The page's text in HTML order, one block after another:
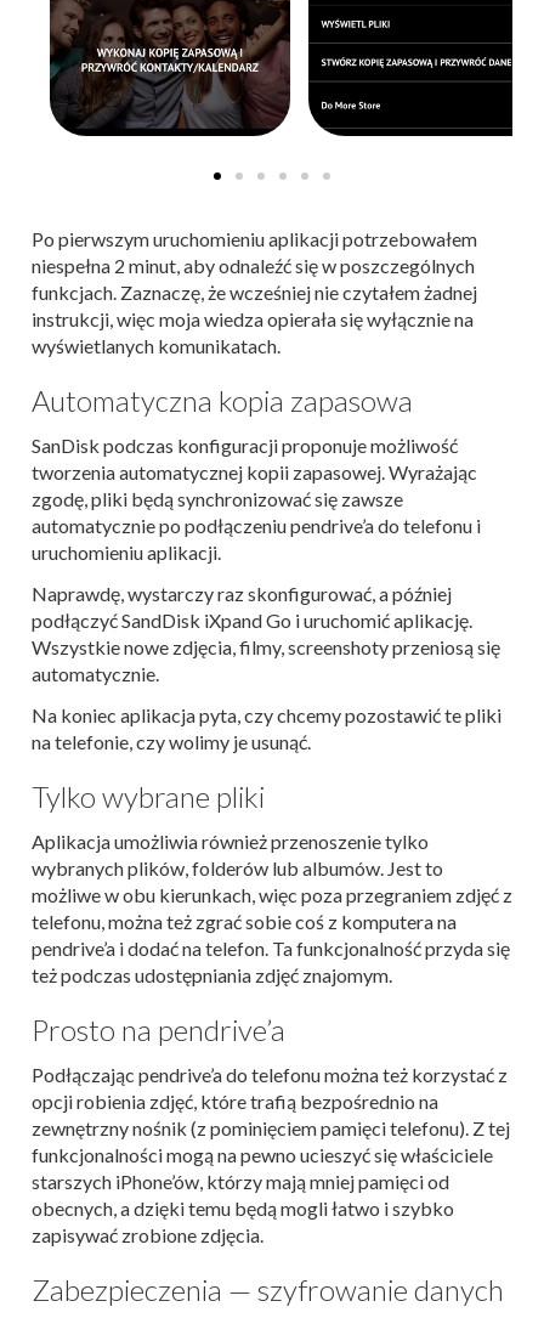
Po pierwszym uruchomieniu aplikacji potrzebowałem
niespełna 2 minut, aby odnaleźć się w poszczególnych
funkcjach. Zaznaczę, że wcześniej nie czytałem żadnej
instrukcji, więc moja wiedza opierała się wyłącznie na
wyświetlanych komunikatach.
Automatyczna kopia zapasowa
SanDisk podczas konfiguracji proponuje możliwość
tworzenia automatycznej kopii zapasowej. Wyrażając
zgodę, pliki będą synchronizować się zawsze
automatycznie po podłączeniu pendrive’a do telefonu i
uruchomieniu aplikacji.
Naprawdę, wystarczy raz skonfigurować, a później
podłączyć SandDisk iXpand Go i uruchomić aplikację.
Wszystkie nowe zdjęcia, filmy, screenshoty przeniosą się
automatycznie.
Na koniec aplikacja pyta, czy chcemy pozostawić te pliki
na telefonie, czy wolimy je usunąć.
Tylko wybrane pliki
Aplikacja umożliwia również przenoszenie tylko
wybranych plików, folderów lub albumów. Jest to
możliwe w obu kierunkach, więc poza przegraniem zdjęć z
telefonu, można też zgrać sobie coś z komputera na
pendrive’a i dodać na telefon. Ta funkcjonalność przyda się
też podczas udostępniania zdjęć znajomym.
Prosto na pendrive’a
Podłączając pendrive’a do telefonu można też korzystać z
opcji robienia zdjęć, które trafią bezpośrednio na
zewnętrzny nośnik (z pominięciem pamięci telefonu). Z tej
funkcjonalności mogą na pewno ucieszyć się właściciele
starszych iPhone’ów, którzy mają mniej pamięci od
obecnych, a dzięki temu będą mogli łatwo i szybko
zapisywać zrobione zdjęcia.
Zabezpieczenia — szyfrowanie danych